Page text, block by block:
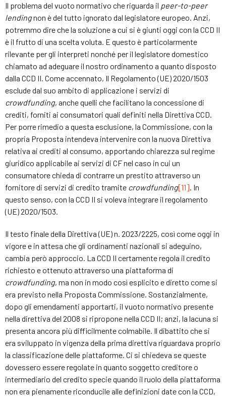
Il problema del vuoto normativo che riguarda il peer-to-peer
lendingnon è del tutto ignorato dal legislatore europeo. Anzi,
potremmo dire che la soluzione a cui si è giunti oggi con la CCD II
è il frutto di una scelta voluta. E questo è particolarmente
rilevante per gli interpreti nonché per il legislatore domestico
chiamato ad adeguare il nostro ordinamento a quanto disposto
dalla CCD II. Come accennato, Il Regolamento (UE) 2020/1503
esclude dal suo ambito di applicazione i servizi di
crowdfunding, anche quelli che facilitano la concessione di
crediti, forniti ai consumatori quali definiti nella Direttiva CCD.
Per porre rimedio a questa esclusione, la Commissione, con la
propria Proposta intendeva intervenire con la nuova Direttiva
relativa ai crediti al consumo, apportando chiarezza sul regime
giuridico applicabile ai servizi di CF nel caso in cui un
consumatore chieda di contrarre un prestito attraverso un
fornitore di servizi di credito tramite crowdfunding[11]. In
questo senso, con la CCD II si voleva integrare il regolamento
(UE) 2020/1503.
Il testo finale della Direttiva (UE) n. 2023/2225, così come oggi in
vigore e in attesa che gli ordinamenti nazionali si adeguino,
cambia però approccio. La CCD II certamente regola il credito
richiesto e ottenuto attraverso una piattaforma di
crowdfunding, ma non in modo così esplicito e diretto come si
era previsto nella Proposta Commissione. Sostanzialmente,
dopo gli emendamenti apportarti, il vuoto normativo presente
nella direttiva del 2008 si ripropone nella CCD II; anzi, la lacuna si
presenta ancora più difficilmente colmabile. Il dibattito che si
era sviluppato in vigenza della prima direttiva riguardava proprio
la classificazione delle piattaforme. Ci si chiedeva se queste
dovessero essere regolate in quanto soggetto creditore o
intermediario del credito specie quando il ruolo della piattaforma
non era pienamente riconducile alle definizioni date con la CCD,